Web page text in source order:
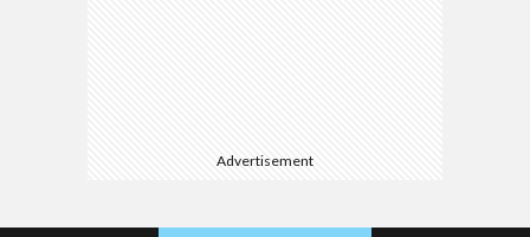
Advertisement